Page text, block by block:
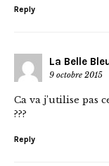
Reply
La Belle
9 octobre 2015
Ca va j’utilise pas
???
Reply